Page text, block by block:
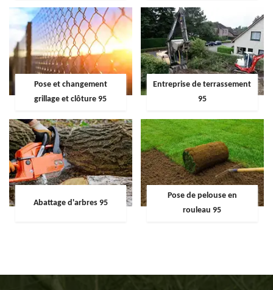
Pose et changement
grillage et clôture 95
Entreprise de terrassement
95
Abattage d'arbres 95
Pose de pelouse en
rouleau 95